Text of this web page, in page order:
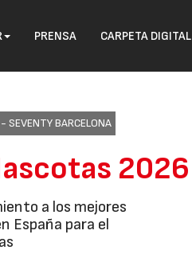
PRENSA CARPETA DIGITAL
- SEVENTY BARCELONA
2026
a los mejores
España para el